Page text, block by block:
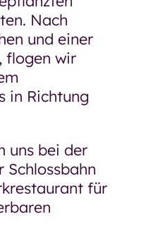
Nach
und einer
flogen wir
in Richtung
uns bei der
Schlossbahn
für